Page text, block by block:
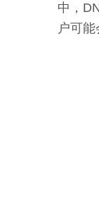
中，
户可